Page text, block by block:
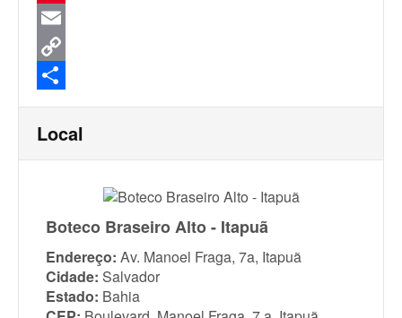
Pinterest
Email
Copy
Link
Share
Local
Boteco Braseiro Alto - Itapuã
Endereço: Av. Manoel Fraga, 7a, Itapuã
Cidade: Salvador
Estado: Bahia